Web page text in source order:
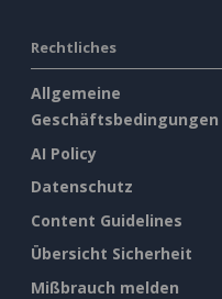
Rechtliches
Allgemeine
Geschäftsbedingungen
AI Policy
Datenschutz
Content Guidelines
Übersicht Sicherheit
Mißbrauch melden